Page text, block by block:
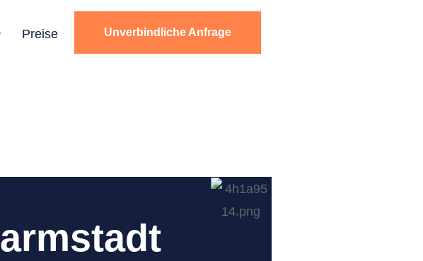
Preise Unverbindliche Anfrage